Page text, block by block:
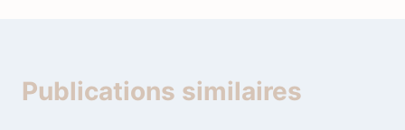
Publications similaires